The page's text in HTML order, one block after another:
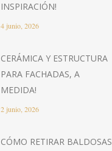
INSPIRACIÓN!
4 junio, 2026
CERÁMICA Y ESTRUCTURA
PARA FACHADAS, A
MEDIDA!
2 junio, 2026
CÓMO RETIRAR BALDOSAS